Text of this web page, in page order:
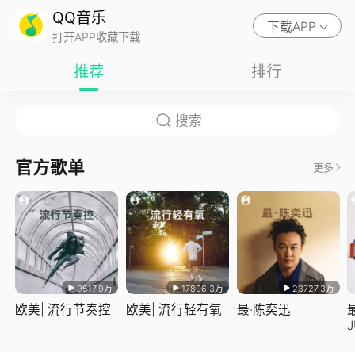
QQ音乐
打开APP收藏下载
下载APP
推荐 排行
官方歌单 更多
9517.9万
欧美| 流行节奏控
17806.3万
欧美| 流行轻有氧
23727.3万
最·陈奕迅